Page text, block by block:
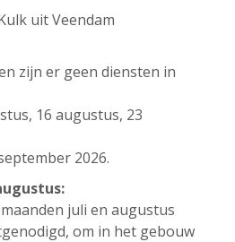
uit Veendam
zijn er geen diensten in
16 augustus, 23
2026.
juli en augustus
om in het gebouw